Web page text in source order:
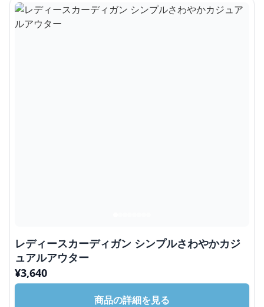
レディースカーディガン シンプルさわやかカジ
ュアルアウター
¥3,640
商品の詳細を見る